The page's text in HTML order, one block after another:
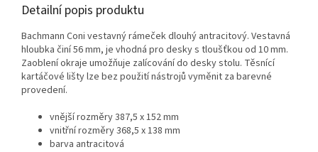
Detailní popis produktu
Bachmann Coni vestavný rámeček dlouhý antracitový. Vestavná
hloubka činí 56 mm, je vhodná pro desky s tloušťkou od 10 mm.
Zaoblení okraje umožňuje zalícování do desky stolu. Těsnící
kartáčové lišty lze bez použití nástrojů vyměnit za barevné
provedení.
vnější rozměry 387,5 x 152 mm
vnitřní rozměry 368,5 x 138 mm
barva antracitová